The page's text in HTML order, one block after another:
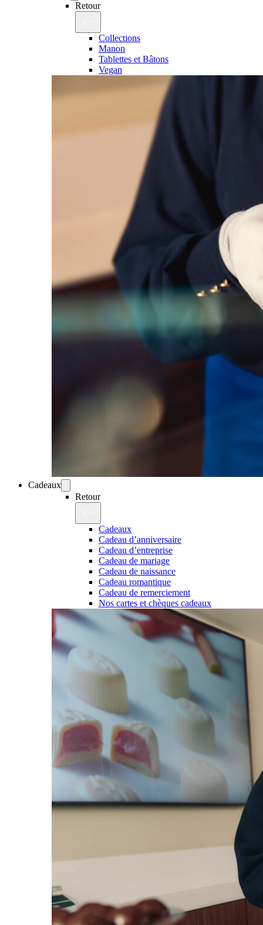
Retour
Collections
Manon
Tablettes et Bâtons
Vegan
Cadeaux
Retour
Cadeaux
Cadeau d’anniversaire
Cadeau d’entreprise
Cadeau de mariage
Cadeau de naissance
Cadeau romantique
Cadeau de remerciement
Nos cartes et chèques cadeaux